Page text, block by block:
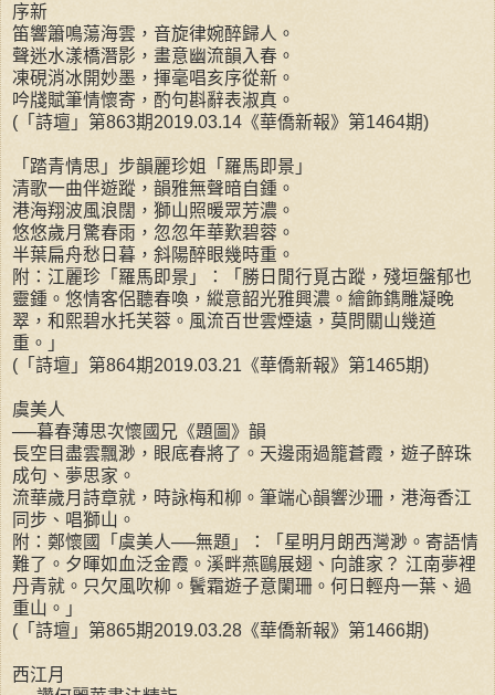
序新
笛響簫鳴蕩海雲，音旋律婉醉歸人。
聲迷水漾橋潛影，畫意幽流韻入春。
凍硯消冰開妙墨，揮毫唱亥序從新。
吟牋賦筆情懷寄，酌句斟辭表淑真。
(「詩壇」第863期2019.03.14《華僑新報》第1464期)
「踏青情思」步韻麗珍姐「羅馬即景」
清歌一曲伴遊蹤，韻雅無聲暗自鍾。
港海翔波風浪闊，獅山照暖眾芳濃。
悠悠歲月驚春雨，忽忽年華歎碧蓉。
半葉扁舟愁日暮，斜陽醉眼幾時重。
附：江麗珍「羅馬即景」：「勝日閒行覓古蹤，殘垣盤郁也
靈鍾。悠情客侶聽春喚，縱意韶光雅興濃。繪飾鐫雕凝晚
翠，和熙碧水托芙蓉。風流百世雲煙遠，莫問關山幾道
重。」
(「詩壇」第864期2019.03.21《華僑新報》第1465期)
虞美人
──暮春薄思次懷國兄《題圖》韻
長空目盡雲飄渺，眼底春將了。天邊雨過籠蒼霞，遊子醉珠
成句、夢思家。
流華歲月詩章就，時詠梅和柳。筆端心韻響沙珊，港海香江
同步、唱獅山。
附：鄭懷國「虞美人──無題」：「星明月朗西灣渺。寄語情
難了。夕暉如血泛金霞。溪畔燕鷗展翅、向誰家？ 江南夢裡
丹青就。只欠風吹柳。鬢霜遊子意闌珊。何日輕舟一葉、過
重山。」
(「詩壇」第865期2019.03.28《華僑新報》第1466期)
西江月